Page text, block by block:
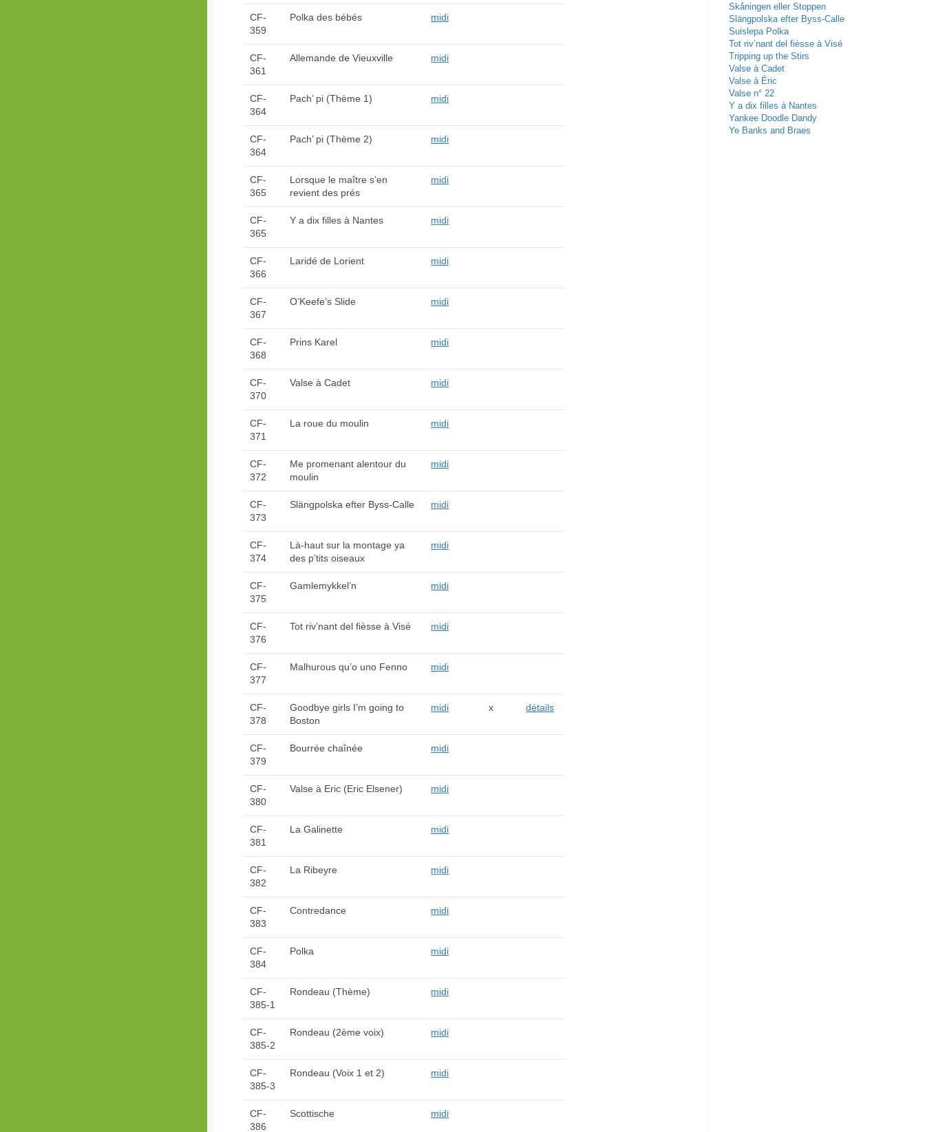
CF-
359
Polka des bébés midi
CF-
361
Allemande de Vieuxville midi
CF-
364
Pach’ pi (Thème 1) midi
CF-
364
Pach’ pi (Thème 2) midi
CF-
365
Lorsque le maître s’en
revient des prés
midi
CF-
365
Y a dix filles à Nantes midi
CF-
366
Laridé de Lorient midi
CF-
367
O’Keefe’s Slide midi
CF-
368
Prins Karel midi
CF-
370
Valse à Cadet midi
CF-
371
La roue du moulin midi
CF-
372
Me promenant alentour du
moulin
midi
CF-
373
Slängpolska efter Byss-Calle midi
CF-
374
Là-haut sur la montage ya
des p’tits oiseaux
midi
CF-
375
Gamlemykkel’n midi
CF-
376
Tot riv’nant del fièsse à Visé midi
CF-
377
Malhurous qu’o uno Fenno midi
CF-
378
Goodbye girls I’m going to
Boston
midi x détails
CF-
379
Bourrée chaînée midi
CF-
380
Valse à Eric (Eric Elsener) midi
CF-
381
La Galinette midi
CF-
382
La Ribeyre midi
CF-
383
Contredance midi
CF-
384
Polka midi
CF-
385-1
Rondeau (Thème) midi
CF-
385-2
Rondeau (2ème voix) midi
CF-
385-3
Rondeau (Voix 1 et 2) midi
CF-
386
Scottische midi
Skåningen eller Stoppen
Slängpolska efter Byss-Calle
Suislepa Polka
Tot riv’nant del fièsse à Visé
Tripping up the Stirs
Valse à Cadet
Valse à Éric
Valse n° 22
Y a dix filles à Nantes
Yankee Doodle Dandy
Ye Banks and Braes